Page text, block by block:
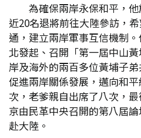
為確保兩岸永保和平，
近20名退將前往大陸參訪，
通，建立兩岸軍事互信機制
北發起、召開「第一屆中山
岸及海外的兩百多位黃埔子
促進兩岸關係發展，邁向和
次，老爹親自出席了八次，
京由民革中央召開的第八屆
赴大陸。